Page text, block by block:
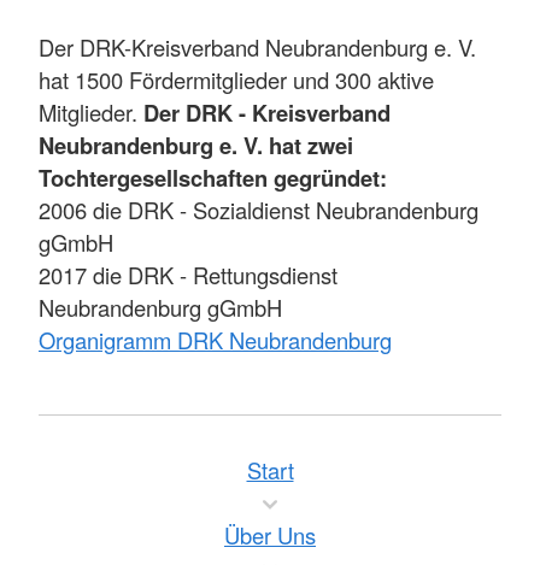
Der DRK-Kreisverband Neubrandenburg e. V.
hat 1500 Fördermitglieder und 300 aktive
Mitglieder. Der DRK - Kreisverband
Neubrandenburg e. V. hat zwei
Tochtergesellschaften gegründet:
2006 die DRK - Sozialdienst Neubrandenburg
gGmbH
2017 die DRK - Rettungsdienst
Neubrandenburg gGmbH
Organigramm DRK Neubrandenburg
Start
Über Uns